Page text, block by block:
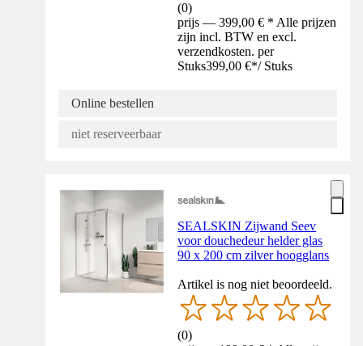
(0)
prijs — 399,00 € * Alle prijzen
zijn incl. BTW en excl.
verzendkosten. per
Stuks399,00 €*/ Stuks
Online bestellen
niet reserveerbaar
SEALSKIN Zijwand Seev
voor douchedeur helder glas
90 x 200 cm zilver hoogglans
Artikel is nog niet beoordeeld.
(0)